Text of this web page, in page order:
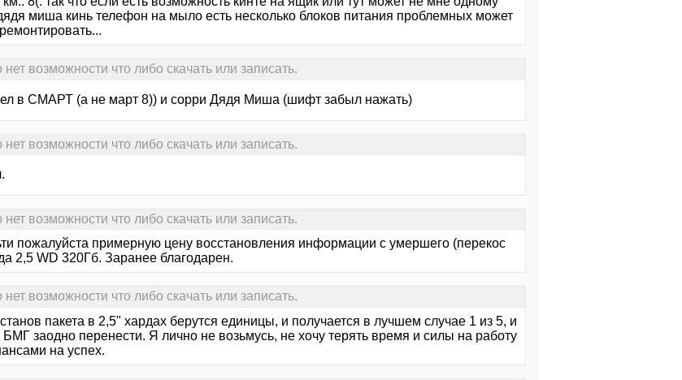
миша кинь телефон на мыло есть несколько блоков питания проблемных может
возможности что либо скачать или записать.
в СМАРТ (а не март 8)) и сорри Дядя Миша (шифт забыл нажать)
возможности что либо скачать или записать.
возможности что либо скачать или записать.
пожалуйста примерную цену восстановления информации с умершего (перекос
2,5 WD 320Гб. Заранее благодарен.
возможности что либо скачать или записать.
пакета в 2,5" хардах берутся единицы, и получается в лучшем случае 1 из 5, и
заодно перенести. Я лично не возьмусь, не хочу терять время и силы на работу
на успех.